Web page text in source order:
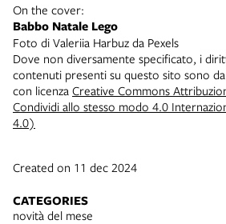
On the cover:
Babbo Natale Lego
Foto di Valeriia Harbuz da Pexels
Dove non diversamente specificato, i
contenuti presenti su questo sito sono
con licenza Creative Commons
Condividi allo stesso modo 4.0
4.0)
Created on 11 dec 2024
CATEGORIES
novità del mese